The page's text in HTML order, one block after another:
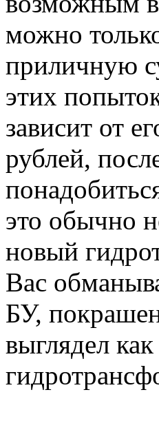
можно
приличную
этих
зависит от
рублей,
это обычно
новый
Вас
БУ,
выглядел